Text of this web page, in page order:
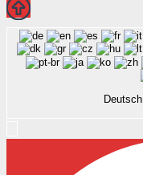
Deutsch